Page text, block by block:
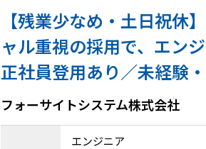
【残業少なめ・土日祝休
ャル重視の採用で、エン
正社員登用あり／未経験
フォーサイトシステム株式会社
エンジニア